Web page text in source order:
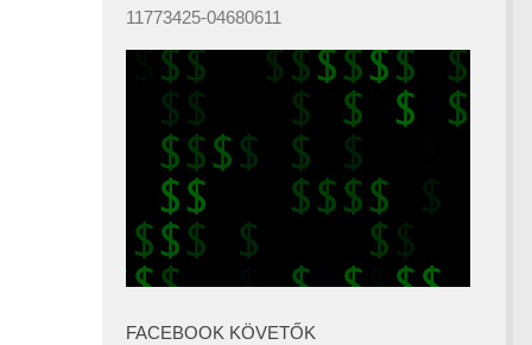
11773425-04680611
FACEBOOK KÖVETŐK